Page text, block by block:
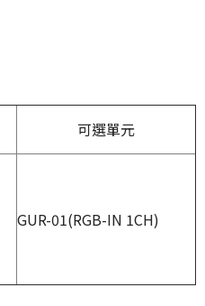
可選單元
GUR-01(RGB-IN 1CH)